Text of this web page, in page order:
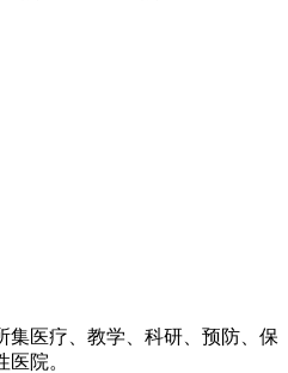
集医疗、教学、科研、预防、保
院。